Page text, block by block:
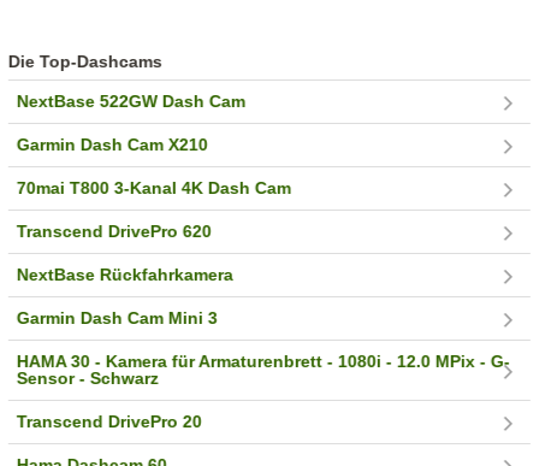
Die Top-Dashcams
NextBase 522GW Dash Cam
Garmin Dash Cam X210
70mai T800 3-Kanal 4K Dash Cam
Transcend DrivePro 620
NextBase Rückfahrkamera
Garmin Dash Cam Mini 3
HAMA 30 - Kamera für Armaturenbrett - 1080i - 12.0 MPix - G-
Sensor - Schwarz
Transcend DrivePro 20